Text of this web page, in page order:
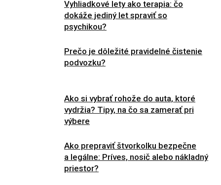
Vyhliadkové lety ako terapia: čo
dokáže jediný let spraviť so
psychikou?
Prečo je dôležité pravidelné čistenie
podvozku?
Ako si vybrať rohože do auta, ktoré
vydržia? Tipy, na čo sa zamerať pri
výbere
Ako prepraviť štvorkolku bezpečne
a legálne: Príves, nosič alebo nákladný
priestor?